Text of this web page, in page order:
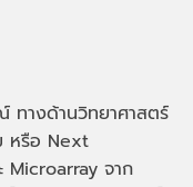
ทางด้านวิทยาศาสตร์
หรือ Next
Microarray จาก